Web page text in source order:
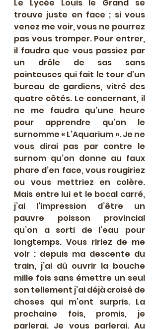
Le Lycée Louis le Grand se
trouve juste en face ; si vous
venez me voir, vous ne pourrez
pas vous tromper. Pour entrer,
il faudra que vous passiez par
un drôle de sas sans
pointeuses qui fait le tour d’un
bureau de gardiens, vitré des
quatre côtés. Le concernant, il
ne me faudra qu’une heure
pour apprendre qu’on le
surnomme « L’Aquarium ». Je ne
vous dirai pas par contre le
surnom qu’on donne au faux
phare d’en face, vous rougiriez
ou vous mettriez en colère.
Mais entre lui et le bocal carré,
j’ai l’impression d’être un
pauvre poisson provincial
qu’on a sorti de l’eau pour
longtemps. Vous ririez de me
voir : depuis ma descente du
train, j’ai dû ouvrir la bouche
mille fois sans émettre un seul
son tellement j’ai déjà croisé de
choses qui m’ont surpris. La
prochaine fois, promis, je
parlerai. Je vous parlerai. Au